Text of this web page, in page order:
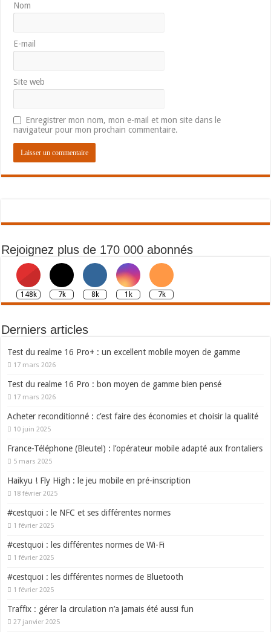
Nom
E-mail
Site web
Enregistrer mon nom, mon e-mail et mon site dans le
navigateur pour mon prochain commentaire.
Rejoignez plus de 170 000 abonnés
148k 7k 8k 1k 7k
Derniers articles
Test du realme 16 Pro+ : un excellent mobile moyen de gamme
17 mars 2026
Test du realme 16 Pro : bon moyen de gamme bien pensé
17 mars 2026
Acheter reconditionné : c’est faire des économies et choisir la qualité
10 juin 2025
France-Téléphone (Bleutel) : l’opérateur mobile adapté aux frontaliers
5 mars 2025
Haikyu ! Fly High : le jeu mobile en pré-inscription
18 février 2025
#cestquoi : le NFC et ses différentes normes
1 février 2025
#cestquoi : les différentes normes de Wi-Fi
1 février 2025
#cestquoi : les différentes normes de Bluetooth
1 février 2025
Traffix : gérer la circulation n’a jamais été aussi fun
27 janvier 2025